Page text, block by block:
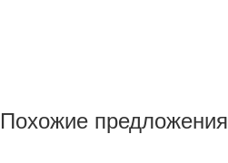
Похожие предложения